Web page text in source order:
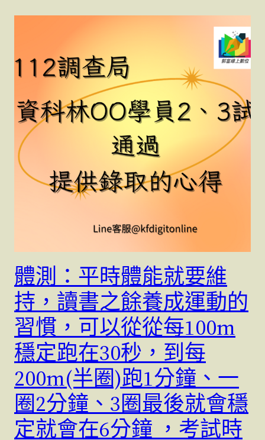
體測：平時體能就要維
持，讀書之餘養成運動的
習慣，可以從從每100m
穩定跑在30秒，到每
200m(半圈)跑1分鐘、一
圈2分鐘、3圈最後就會穩
定就會在6分鐘 ，考試時